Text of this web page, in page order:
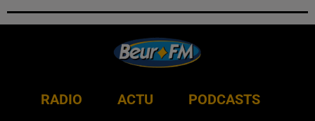
RADIO ACTU PODCASTS